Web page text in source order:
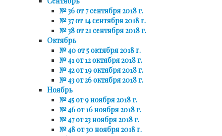
№ 36 от 7 сентября 2018 г.
№ 37 от 14 сентября 2018 г.
№ 38 от 21 сентября 2018 г.
Октябрь
№ 40 от 5 октября 2018 г.
№ 41 от 12 октября 2018 г.
№ 42 от 19 октября 2018 г.
№ 43 от 26 октября 2018 г.
Ноябрь
№ 45 от 9 ноября 2018 г.
№ 46 от 16 ноября 2018 г.
№ 47 от 23 ноября 2018 г.
№ 48 от 30 ноября 2018 г.